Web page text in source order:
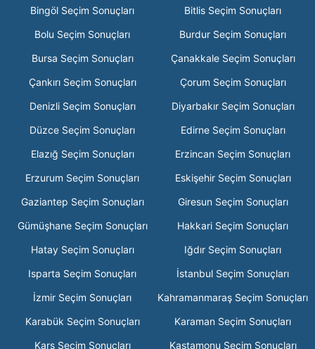
Bingöl Seçim Sonuçları
Bitlis Seçim Sonuçları
Bolu Seçim Sonuçları
Burdur Seçim Sonuçları
Bursa Seçim Sonuçları
Çanakkale Seçim Sonuçları
Çankırı Seçim Sonuçları
Çorum Seçim Sonuçları
Denizli Seçim Sonuçları
Diyarbakır Seçim Sonuçları
Düzce Seçim Sonuçları
Edirne Seçim Sonuçları
Elazığ Seçim Sonuçları
Erzincan Seçim Sonuçları
Erzurum Seçim Sonuçları
Eskişehir Seçim Sonuçları
Gaziantep Seçim Sonuçları
Giresun Seçim Sonuçları
Gümüşhane Seçim Sonuçları
Hakkari Seçim Sonuçları
Hatay Seçim Sonuçları
Iğdır Seçim Sonuçları
Isparta Seçim Sonuçları
İstanbul Seçim Sonuçları
İzmir Seçim Sonuçları
Kahramanmaraş Seçim Sonuçları
Karabük Seçim Sonuçları
Karaman Seçim Sonuçları
Kars Seçim Sonuçları
Kastamonu Seçim Sonuçları